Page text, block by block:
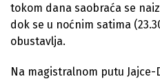
tokom dana saobraća se
dok se u noćnim satima
obustavlja.
Na magistralnom putu